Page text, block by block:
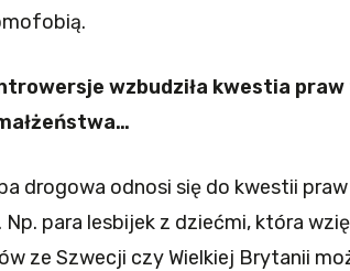
wzbudziła kwestia
drogowa odnosi się do kwestii
Np. para lesbijek z dziećmi, która
ze Szwecji czy Wielkiej Brytanii